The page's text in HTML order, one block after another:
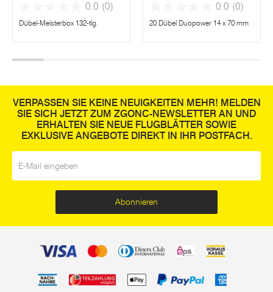
0.0 (0)
Dübel-Meisterbox 132-tlg.
0.0 (0)
20 Dübel Duopower 14 x 70 mm
VERPASSEN SIE KEINE NEUIGKEITEN MEHR! MELDEN
SIE SICH JETZT ZUM ZGONC-NEWSLETTER AN UND
ERHALTEN SIE NEUE FLUGBLÄTTER SOWIE
EXKLUSIVE ANGEBOTE DIREKT IN IHR POSTFACH.
Abonnieren